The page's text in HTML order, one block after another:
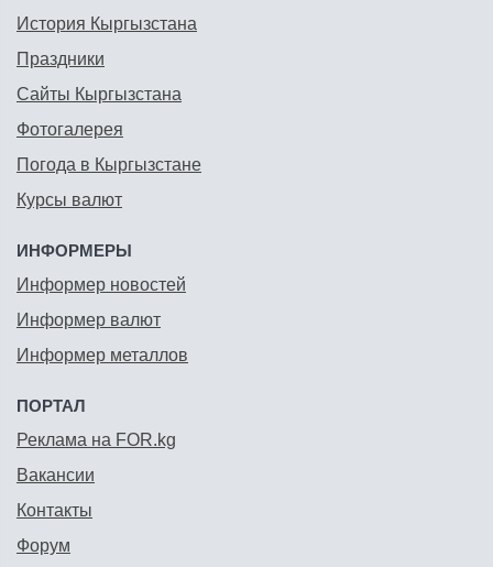
История Кыргызстана
Праздники
Сайты Кыргызстана
Фотогалерея
Погода в Кыргызстане
Курсы валют
ИНФОРМЕРЫ
Информер новостей
Информер валют
Информер металлов
ПОРТАЛ
Реклама на FOR.kg
Вакансии
Контакты
Форум